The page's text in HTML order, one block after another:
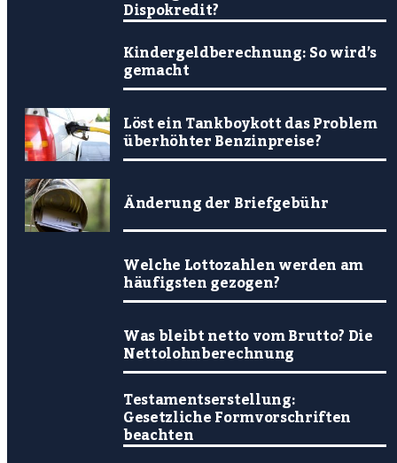
Dispokredit?
Kindergeldberechnung: So wird’s
gemacht
Löst ein Tankboykott das Problem
überhöhter Benzinpreise?
Änderung der Briefgebühr
Welche Lottozahlen werden am
häufigsten gezogen?
Was bleibt netto vom Brutto? Die
Nettolohnberechnung
Testamentserstellung:
Gesetzliche Formvorschriften
beachten